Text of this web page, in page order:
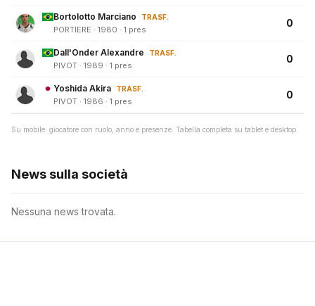
Bortolotto Marciano TRASF.
PORTIERE · 1980 · 1 pres
0
Dall'Onder Alexandre TRASF.
PIVOT · 1989 · 1 pres
0
Yoshida Akira TRASF.
PIVOT · 1986 · 1 pres
0
Su mobile: giocatore con ruolo, anno e presenze. Tabella completa su tablet e desktop.
News sulla società
Nessuna news trovata.